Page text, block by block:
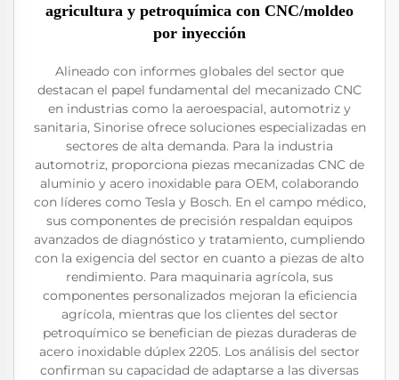
agricultura y petroquímica con CNC/moldeo
por inyección
Alineado con informes globales del sector que
destacan el papel fundamental del mecanizado CNC
en industrias como la aeroespacial, automotriz y
sanitaria, Sinorise ofrece soluciones especializadas en
sectores de alta demanda. Para la industria
automotriz, proporciona piezas mecanizadas CNC de
aluminio y acero inoxidable para OEM, colaborando
con líderes como Tesla y Bosch. En el campo médico,
sus componentes de precisión respaldan equipos
avanzados de diagnóstico y tratamiento, cumpliendo
con la exigencia del sector en cuanto a piezas de alto
rendimiento. Para maquinaria agrícola, sus
componentes personalizados mejoran la eficiencia
agrícola, mientras que los clientes del sector
petroquímico se benefician de piezas duraderas de
acero inoxidable dúplex 2205. Los análisis del sector
confirman su capacidad de adaptarse a las diversas